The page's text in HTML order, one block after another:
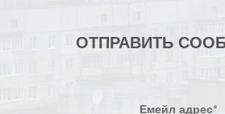
ОТПРАВИТЬ